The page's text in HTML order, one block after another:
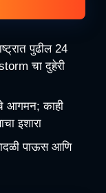
पुढील 24
चा दुहेरी
आगमन; काही
इशारा
पाऊस आणि